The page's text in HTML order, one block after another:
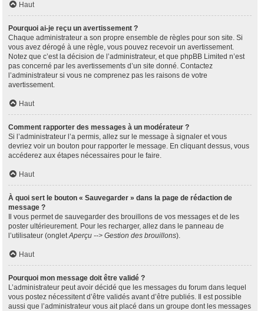
Haut
Pourquoi ai-je reçu un avertissement ?
Chaque administrateur a son propre ensemble de règles pour son site. Si
vous avez dérogé à une règle, vous pouvez recevoir un avertissement.
Notez que c’est la décision de l’administrateur, et que phpBB Limited n’est
pas concerné par les avertissements d’un site donné. Contactez
l’administrateur si vous ne comprenez pas les raisons de votre
avertissement.
Haut
Comment rapporter des messages à un modérateur ?
Si l’administrateur l’a permis, allez sur le message à signaler et vous
devriez voir un bouton pour rapporter le message. En cliquant dessus, vous
accéderez aux étapes nécessaires pour le faire.
Haut
À quoi sert le bouton « Sauvegarder » dans la page de rédaction de
message ?
Il vous permet de sauvegarder des brouillons de vos messages et de les
poster ultérieurement. Pour les recharger, allez dans le panneau de
l’utilisateur (ongletAperçu --> Gestion des brouillons).
Haut
Pourquoi mon message doit être validé ?
L’administrateur peut avoir décidé que les messages du forum dans lequel
vous postez nécessitent d’être validés avant d’être publiés. Il est possible
aussi que l’administrateur vous ait placé dans un groupe dont les messages